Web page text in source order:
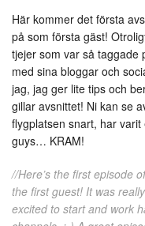
Här kommer det första
på som första gäst!
tjejer som var så taggade
med sina bloggar och
jag, jag ger lite tips och
gillar avsnittet! Ni kan se
flygplatsen snart, har varit
guys… KRAM!
//Here’s the first episode
the first guest! It was
excited to start and work